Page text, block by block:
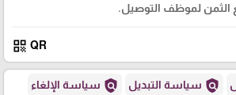
الثمن لموظف التوصيل.
QR
qr_code
policy سياسة التبديل policy سياسة الإلغاء